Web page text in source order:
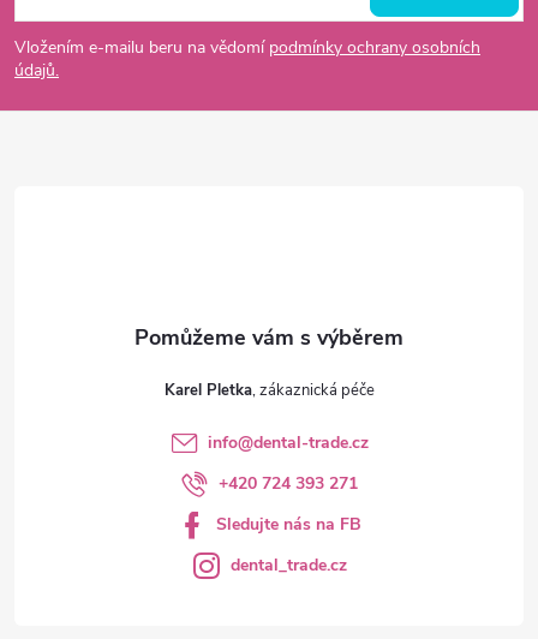
p
a
Vložením e-mailu beru na vědomí podmínky ochrany osobních
údajů.
Karel Pletka
info@dental-trade.cz
+420 724 393 271
Sledujte nás na FB
dental_trade.cz